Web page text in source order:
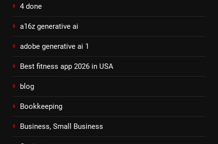
4 done
a16z generative ai
adobe generative ai 1
Best fitness app 2026 in USA
blog
Bookkeeping
Business, Small Business